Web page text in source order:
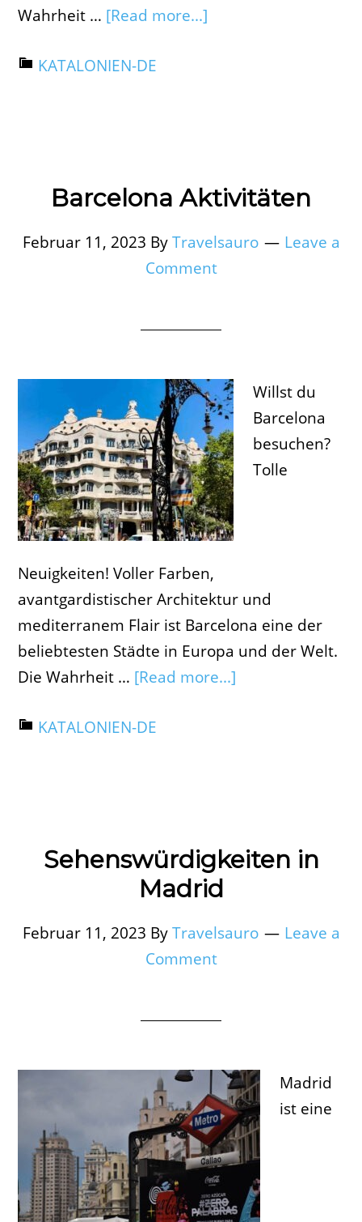
Wahrheit … [Read more...]
KATALONIEN-DE
Barcelona Aktivitäten
Februar 11, 2023 ByTravelsauro
Leave a
Comment
Willst du
Barcelona
besuchen?
Tolle
Neuigkeiten! Voller Farben,
avantgardistischer Architektur und
mediterranem Flair ist Barcelona eine der
beliebtesten Städte in Europa und der Welt.
Die Wahrheit … [Read more...]
KATALONIEN-DE
Sehenswürdigkeiten in
Madrid
Februar 11, 2023 ByTravelsauro
Leave a
Comment
Madrid
ist eine